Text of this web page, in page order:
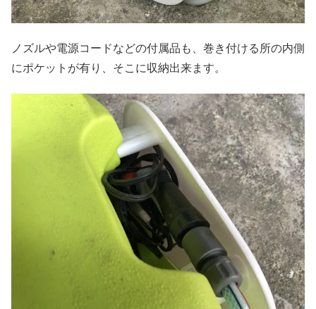
ノズルや電源コードなどの付属品も、巻き付ける所の内側
にポケットが有り、そこに収納出来ます。